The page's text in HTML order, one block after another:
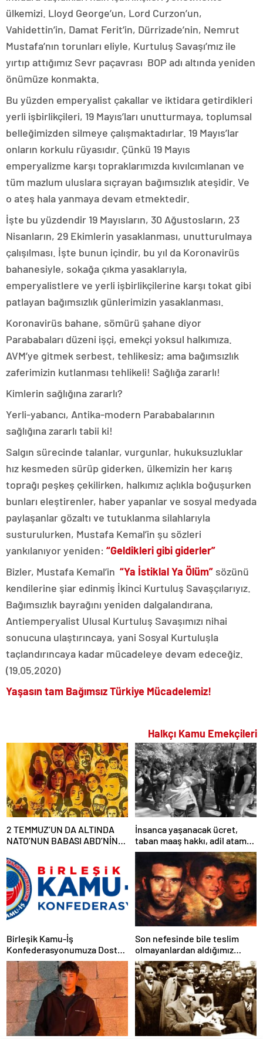
ülkemizi. Lloyd George’un, Lord Curzon’un,
Vahidettin’in, Damat Ferit’in, Dürrizade’nin, Nemrut
Mustafa’nın torunları eliyle, Kurtuluş Savaşı’mız ile
yırtıp attığımız Sevr paçavrası BOP adı altında yeniden
önümüze konmakta.
Bu yüzden emperyalist çakallar ve iktidara getirdikleri
yerli işbirlikçileri, 19 Mayıs’ları unutturmaya, toplumsal
belleğimizden silmeye çalışmaktadırlar. 19 Mayıs’lar
onların korkulu rüyasıdır. Çünkü 19 Mayıs
emperyalizme karşı topraklarımızda kıvılcımlanan ve
tüm mazlum uluslara sıçrayan bağımsızlık ateşidir. Ve
o ateş hala yanmaya devam etmektedir.
İşte bu yüzdendir 19 Mayısların, 30 Ağustosların, 23
Nisanların, 29 Ekimlerin yasaklanması, unutturulmaya
çalışılması. İşte bunun içindir, bu yıl da Koronavirüs
bahanesiyle, sokağa çıkma yasaklarıyla,
emperyalistlere ve yerli işbirlikçilerine karşı tokat gibi
patlayan bağımsızlık günlerimizin yasaklanması.
Koronavirüs bahane, sömürü şahane diyor
Parababaları düzeni işçi, emekçi yoksul halkımıza.
AVM’ye gitmek serbest, tehlikesiz; ama bağımsızlık
zaferimizin kutlanması tehlikeli! Sağlığa zararlı!
Kimlerin sağlığına zararlı?
Yerli-yabancı, Antika-modern Parababalarının
sağlığına zararlı tabii ki!
Salgın sürecinde talanlar, vurgunlar, hukuksuzluklar
hız kesmeden sürüp giderken, ülkemizin her karış
toprağı peşkeş çekilirken, halkımız açlıkla boğuşurken
bunları eleştirenler, haber yapanlar ve sosyal medyada
paylaşanlar gözaltı ve tutuklanma silahlarıyla
susturulurken, Mustafa Kemal’in şu sözleri
yankılanıyor yeniden: “Geldikleri gibi giderler”
Bizler, Mustafa Kemal’in “Ya İstiklal Ya Ölüm” sözünü
kendilerine şiar edinmiş İkinci Kurtuluş Savaşçılarıyız.
Bağımsızlık bayrağını yeniden dalgalandırana,
Antiemperyalist Ulusal Kurtuluş Savaşımızı nihai
sonucuna ulaştırıncaya, yani Sosyal Kurtuluşla
taçlandırıncaya kadar mücadeleye devam edeceğiz.
(19.05.2020)
Yaşasın tam Bağımsız Türkiye Mücadelemiz!
Halkçı Kamu Emekçileri
2 TEMMUZ’UN DA ALTINDA
NATO’NUN BABASI ABD’NİN
İnsanca yaşanacak ücret,
taban maaş hakkı, adil atama
sistemi, laik, bilimsel,
demokratik, parasız bir eğitim
sistemi sağlanana dek
mücadelemizi sürdüreceğiz.
Birleşik Kamu-İş
Konfederasyonumuza Dostça
Uyarı ve Önerimizdir:
Son nefesinde bile teslim
olmayanlardan aldığımız
bayrağı “Tam Bağımsız
Türkiye” mücadelemizde
dalgalandırıyoruz.